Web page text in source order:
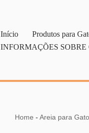
Início Produtos para
INFORMAÇÕES SOBRE
Home - Areia para